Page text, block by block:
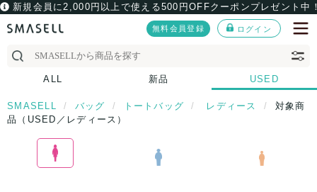
新規会員に2,000円以上で使える500円OFFクーポンプレゼント中
無料会員登録 ログイン
ALL 新品 USED
SMASELL バッグ トートバッグ レディース
対象商
品（USED／レディース）